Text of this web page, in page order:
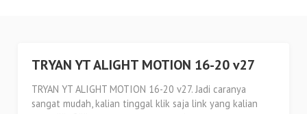
TRYAN YT ALIGHT MOTION 16-20 v27
TRYAN YT ALIGHT MOTION 16-20 v27. Jadi caranya
sangat mudah, kalian tinggal klik saja link yang kalian